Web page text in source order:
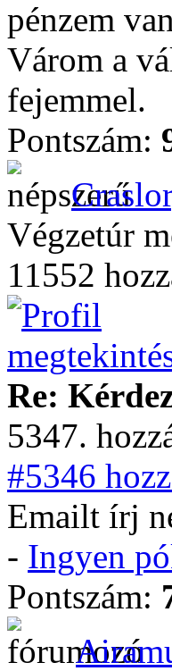
pénzem
Várom a
fejemmel.
Pontszám:
Végzetúr
11552
Re:
5347.
#5346
Emailt írj
- Ingyen
Pontszám: